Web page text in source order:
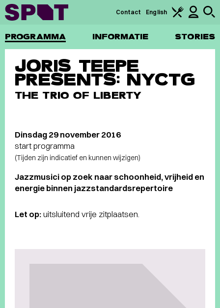
PROGRAMMA INFORMATIE STORIES
Contact English
JORIS TEEPE
PRESENTS: NYCTG
THE TRIO OF LIBERTY
Dinsdag 29 november 2016
start programma
(Tijden zijn indicatief en kunnen wijzigen)
Jazzmusici op zoek naar schoonheid, vrijheid en
energie binnen jazzstandardsrepertoire
Let op:uitsluitend vrije zitplaatsen.